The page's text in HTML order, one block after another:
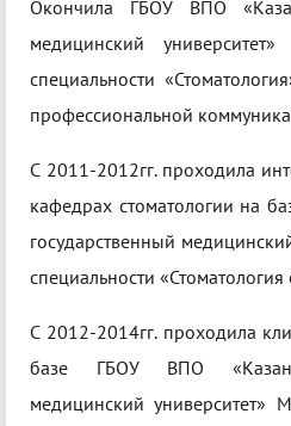
Окончила ГБОУ ВПО
медицинский
специальности
профессиональной
С 2011-2012гг. проходила
кафедрах стоматологии на
государственный
специальности
С 2012-2014гг. проходила
базе ГБОУ ВПО
медицинский университет»